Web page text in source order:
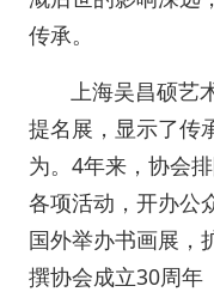
传承。
上海吴昌硕艺
提名展，显示了传
为。4年来，协会
各项活动，开办公
国外举办书画展，
撰协会成立30周年